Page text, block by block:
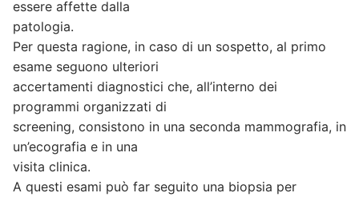
essere affette dalla
patologia.
Per questa ragione, in caso di un sospetto, al primo
esame seguono ulteriori
accertamenti diagnostici che, all’interno dei
programmi organizzati di
screening, consistono in una seconda mammografia, in
un’ecografia e in una
visita clinica.
A questi esami può far seguito una biopsia per